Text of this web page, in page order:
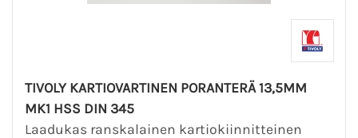
TIVOLY KARTIOVARTINEN PORANTERÄ 13,5MM
MK1 HSS DIN 345
Laadukas ranskalainen kartiokiinnitteinen